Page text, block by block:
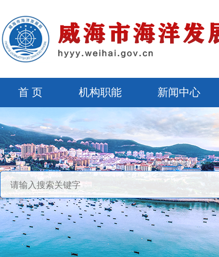
首 页 机构职能 新闻中心